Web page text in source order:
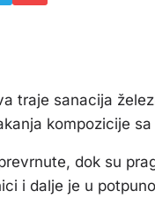
traje sanacija
kompozicije
dok su
i dalje je u